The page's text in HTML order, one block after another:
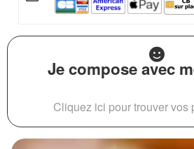
Je compose avec
Cliquez ici pour trouver vos